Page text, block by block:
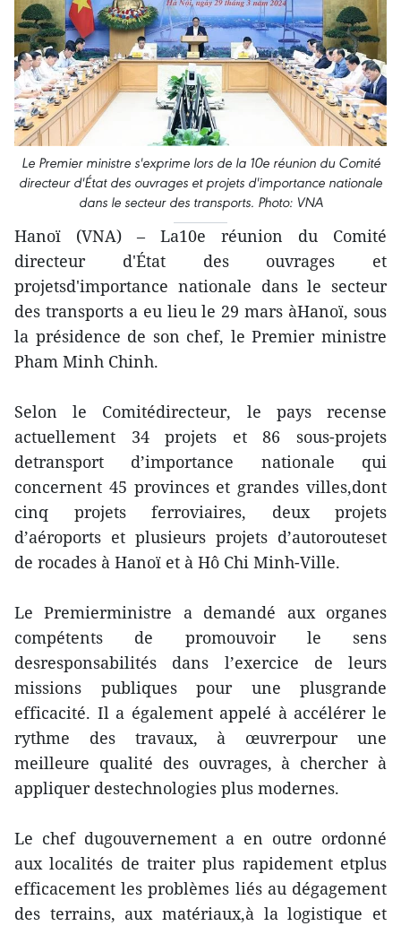
Le Premier ministre s'exprime lors de la 10e réunion du Comité
directeur d'État des ouvrages et projets d'importance nationale
dans le secteur des transports. Photo: VNA
Hanoï (VNA) – La10e réunion du Comité
directeur d'État des ouvrages et
projetsd'importance nationale dans le secteur
des transports a eu lieu le 29 mars àHanoï, sous
la présidence de son chef, le Premier ministre
Pham Minh Chinh.
Selon le Comitédirecteur, le pays recense
actuellement 34 projets et 86 sous-projets
detransport d’importance nationale qui
concernent 45 provinces et grandes villes,dont
cinq projets ferroviaires, deux projets
d’aéroports et plusieurs projets d’autorouteset
de rocades à Hanoï et à Hô Chi Minh-Ville.
Le Premierministre a demandé aux organes
compétents de promouvoir le sens
desresponsabilités dans l’exercice de leurs
missions publiques pour une plusgrande
efficacité. Il a également appelé à accélérer le
rythme des travaux, à œuvrerpour une
meilleure qualité des ouvrages, à chercher à
appliquer destechnologies plus modernes.
Le chef dugouvernement a en outre ordonné
aux localités de traiter plus rapidement etplus
efficacement les problèmes liés au dégagement
des terrains, aux matériaux,à la logistique et